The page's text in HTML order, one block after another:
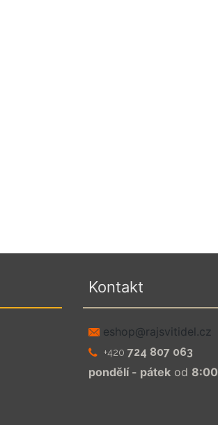
Kontakt
zc.leditivsjar@pohse
+420 724 807 063
pondělí - pátek od 8:00